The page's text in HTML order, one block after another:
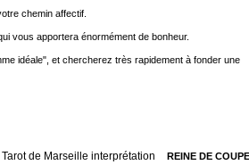
chemin affectif.
vous apportera énormément de bonheur.
idéale", et chercherez très rapidement à fonder une
REINE DE COUPE